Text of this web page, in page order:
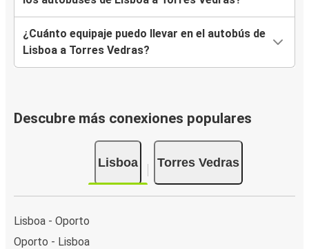
¿Cuánto equipaje puedo llevar en el autobús de
Lisboa a Torres Vedras?
Descubre más conexiones populares
Lisboa Torres Vedras
Lisboa - Oporto
Oporto - Lisboa